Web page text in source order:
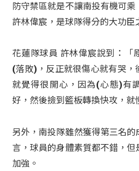
防守禁區就是不讓南投有機可
許林偉宸，是球隊得分的大功臣
花蓮隊球員 許林偉宸說到：「
(落敗)，反正就很傷心就有哭，
就覺得很開心，因為(心態)有
好，然後撿到籃板轉換快攻，就
另外，南投隊雖然獲得第三名的
言，球員的身體素質都不錯，但
加強。